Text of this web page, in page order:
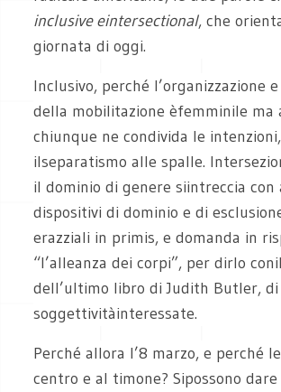
inclusive eintersectional, che
giornata di oggi.
Inclusivo, perché l’organizzazione
della mobilitazione èfemminile ma
chiunque ne condivida le
ilseparatismo alle spalle.
il dominio di genere siintreccia con
dispositivi di dominio e di
erazziali in primis, e domanda in
“l’alleanza dei corpi”, per dirlo
dell’ultimo libro di Judith Butler,
soggettivitàinteressate.
Perché allora l’8 marzo, e perché
centro e al timone? Sipossono dare